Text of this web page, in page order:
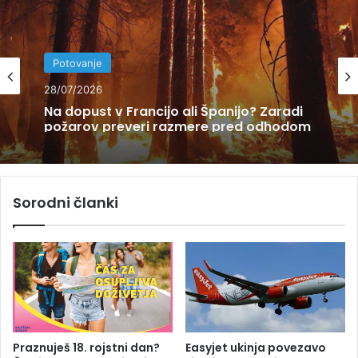
ok
e
m
Potovanje
28/07/2026
Katedrala, koncerti, Unescova dediščina
… Šibenik ima vse!
Sorodni članki
Praznuješ 18. rojstni dan?
Easyjet ukinja povezavo